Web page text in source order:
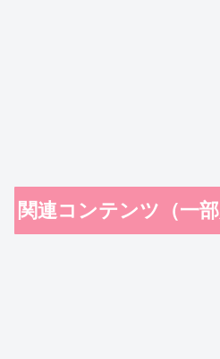
関連コンテンツ（一部